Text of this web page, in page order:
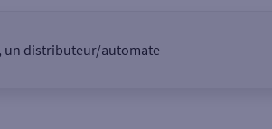
un distributeur/automate